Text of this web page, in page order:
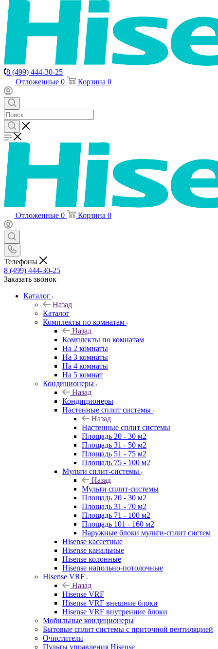
8 (499) 444-30-25
Отложенные 0 Корзина 0
Отложенные 0 Корзина 0
Телефоны
8 (499) 444-30-25
Заказать звонок
Каталог
Назад
Каталог
Комплекты по комнатам
Назад
Комплекты по комнатам
На 2 комнаты
На 3 комнаты
На 4 комнаты
На 5 комнат
Кондиционеры
Назад
Кондиционеры
Настенные сплит системы
Назад
Настенные сплит системы
Площадь 20 - 30 м2
Площадь 31 - 50 м2
Площадь 51 - 75 м2
Площадь 75 - 100 м2
Мульти сплит-системы
Назад
Мульти сплит-системы
Площадь 20 - 30 м2
Площадь 31 - 70 м2
Площадь 71 - 100 м2
Площадь 101 - 160 м2
Наружные блоки мульти-сплит систем
Hisense кассетные
Hisense канальные
Hisense колонные
Hisense напольно-потолочные
Hisense VRF
Назад
Hisense VRF
Hisense VRF внешние блоки
Hisense VRF внутренние блоки
Мобильные кондиционеры
Бытовые сплит системы с приточной вентиляцией
Очистители
Пульты управления Hisense